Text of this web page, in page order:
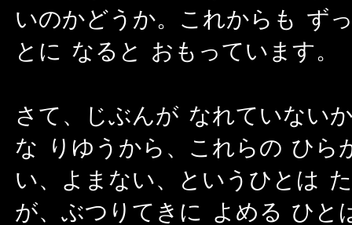
いのかどうか。これからも ず
とに なると おもっています。
さて、じぶんが なれていない
な りゆうから、これらの ひら
い、よまない、というひとは
が、ぶつりてきに よめる ひと